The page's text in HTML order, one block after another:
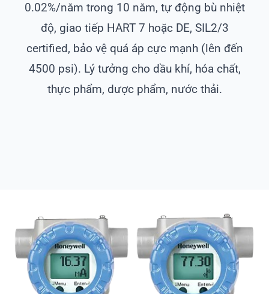
0.02%/năm trong 10 năm, tự động bù nhiệt
độ, giao tiếp HART 7 hoặc DE, SIL2/3
certified, bảo vệ quá áp cực mạnh (lên đến
4500 psi). Lý tưởng cho dầu khí, hóa chất,
thực phẩm, dược phẩm, nước thải.